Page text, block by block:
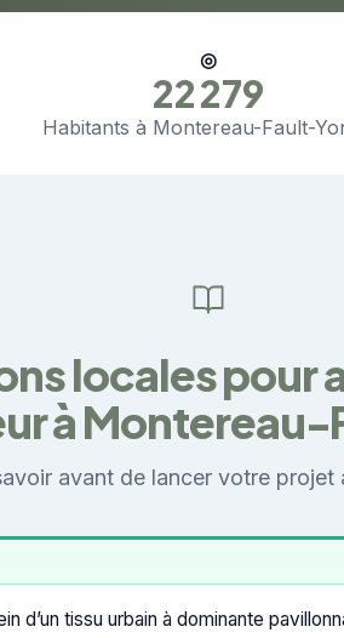
◎
22 279
Habitants à Montereau-Fault-
locales pour
à
avant de lancer votre projet
d’un tissu urbain à dominante